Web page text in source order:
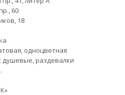
60
18
одноцветная
раздевалки